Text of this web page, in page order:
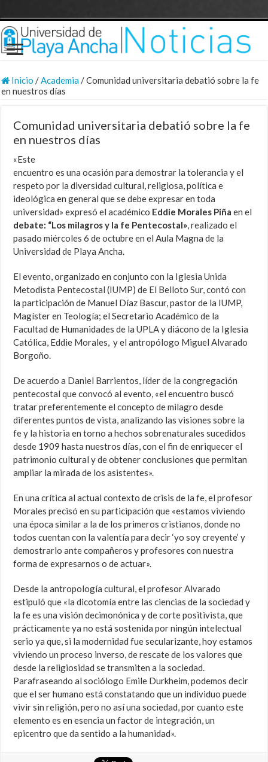
Inicio /Academia/Comunidad universitaria debatió sobre la fe
en nuestros días
Comunidad universitaria debatió sobre la fe
en nuestros días
«Este
encuentro es una ocasión para demostrar la tolerancia y el
respeto por la diversidad cultural, religiosa, política e
ideológica en general que se debe expresar en toda
universidad» expresó el académico Eddie Morales Piña en el
debate: “Los milagros y la fe Pentecostal», realizado el
pasado miércoles 6 de octubre en el Aula Magna de la
Universidad de Playa Ancha.
El evento, organizado en conjunto con la Iglesia Unida
Metodista Pentecostal (IUMP) de El Belloto Sur, contó con
la participación de Manuel Díaz Bascur, pastor de la IUMP,
Magíster en Teología; el Secretario Académico de la
Facultad de Humanidades de la UPLA y diácono de la Iglesia
Católica, Eddie Morales, y el antropólogo Miguel Alvarado
Borgoño.
De acuerdo a Daniel Barrientos, líder de la congregación
pentecostal que convocó al evento, «el encuentro buscó
tratar preferentemente el concepto de milagro desde
diferentes puntos de vista, analizando las visiones sobre la
fe y la historia en torno a hechos sobrenaturales sucedidos
desde 1909 hasta nuestros días, con el fin de enriquecer el
patrimonio cultural y de obtener conclusiones que permitan
ampliar la mirada de los asistentes».
En una crítica al actual contexto de crisis de la fe, el profesor
Morales precisó en su participación que «estamos viviendo
una época similar a la de los primeros cristianos, donde no
todos cuentan con la valentía para decir ‘yo soy creyente’ y
demostrarlo ante compañeros y profesores con nuestra
forma de expresarnos o de actuar».
Desde la antropología cultural, el profesor Alvarado
estipuló que «la dicotomía entre las ciencias de la sociedad y
la fe es una visión decimonónica y de corte positivista, que
prácticamente ya no está sostenida por ningún intelectual
serio ya que, si la modernidad fue secularizante, hoy estamos
viviendo un proceso inverso, de rescate de los valores que
desde la religiosidad se transmiten a la sociedad.
Parafraseando al sociólogo Emile Durkheim, podemos decir
que el ser humano está constatando que un individuo puede
vivir sin religión, pero no así una sociedad, por cuanto este
elemento es en esencia un factor de integración, un
epicentro que da sentido a la humanidad».